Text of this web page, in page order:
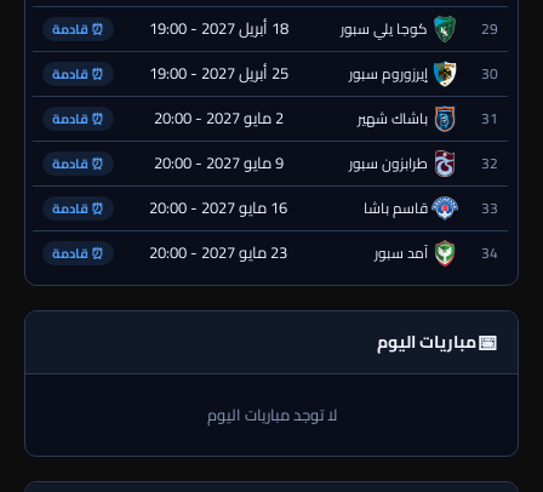
29 كوجا يلي سبور 18 أبريل 2027 - 19:00 ⏰ قادمة
30 إيرزوروم سبور 25 أبريل 2027 - 19:00 ⏰ قادمة
31 باشاك شهير 2 مايو 2027 - 20:00 ⏰ قادمة
32 طرابزون سبور 9 مايو 2027 - 20:00 ⏰ قادمة
33 قاسم باشا 16 مايو 2027 - 20:00 ⏰ قادمة
34 آمد سبور 23 مايو 2027 - 20:00 ⏰ قادمة
📅مباريات اليوم
لا توجد مباريات اليوم